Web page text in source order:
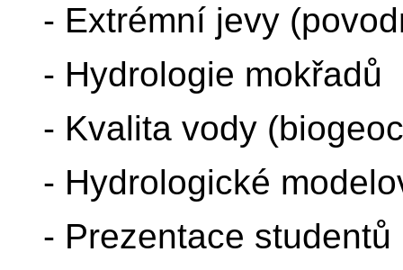
- Extrémní jevy
- Hydrologie mokřadů
- Kvalita vody
- Hydrologické
- Prezentace studentů